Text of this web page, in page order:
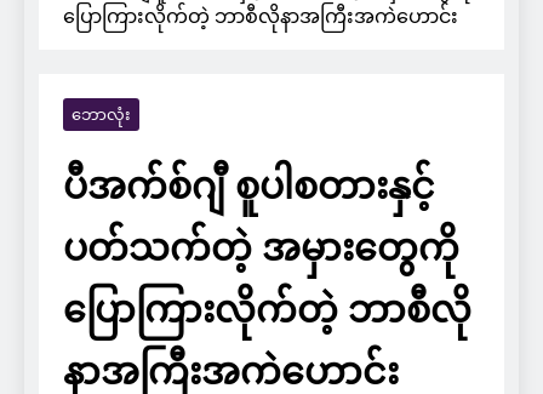
ပြောကြားလိုက်တဲ့ ဘာစီလိုနာအကြီးအကဲဟောင်း
ဘောလုံး
ပီအက်စ်ဂျီ စူပါစတားနှင့်
ပတ်သက်တဲ့ အမှားတွေကို
ပြောကြားလိုက်တဲ့ ဘာစီလို
နာအကြီးအကဲဟောင်း